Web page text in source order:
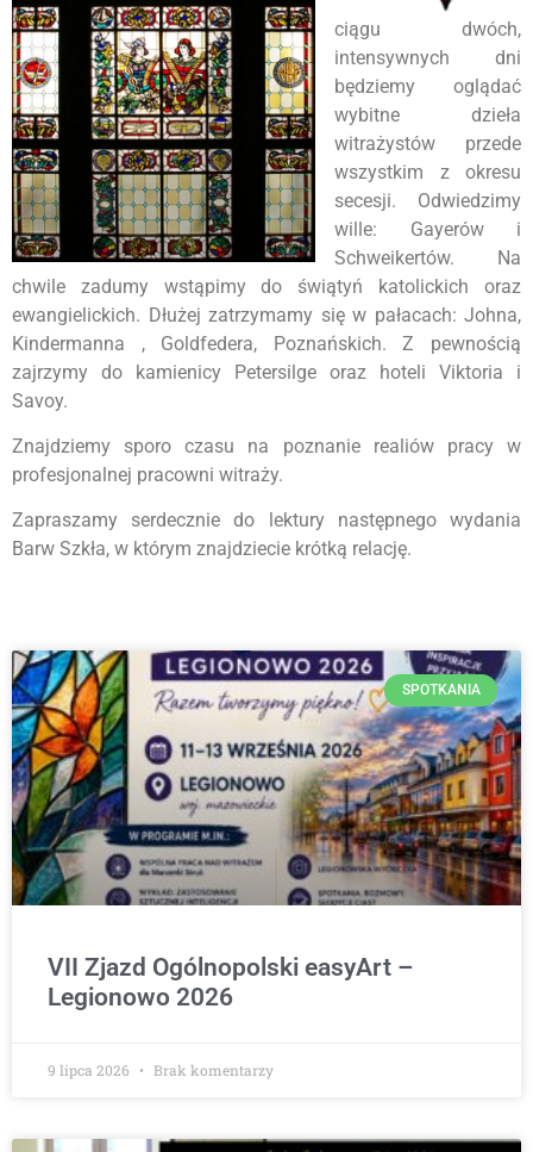
ciągu dwóch,
intensywnych dni
będziemy oglądać
wybitne dzieła
witrażystów przede
wszystkim z okresu
secesji. Odwiedzimy
wille: Gayerów i
Schweikertów. Na
chwile zadumy wstąpimy do świątyń katolickich oraz
ewangielickich. Dłużej zatrzymamy się w pałacach: Johna,
Kindermanna , Goldfedera, Poznańskich. Z pewnością
zajrzymy do kamienicy Petersilge oraz hoteli Viktoria i
Savoy.
Znajdziemy sporo czasu na poznanie realiów pracy w
profesjonalnej pracowni witraży.
Zapraszamy serdecznie do lektury następnego wydania
Barw Szkła, w którym znajdziecie krótką relację.
SPOTKANIA
VII Zjazd Ogólnopolski easyArt –
Legionowo 2026
9 lipca 2026 Brak komentarzy